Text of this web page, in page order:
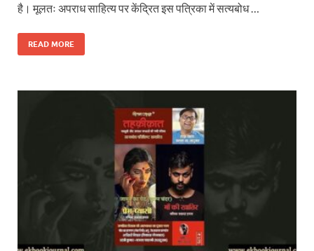
है। मूलतः अपराध साहित्य पर केंद्रित इस पत्रिका में सत्यबोध …
READ MORE